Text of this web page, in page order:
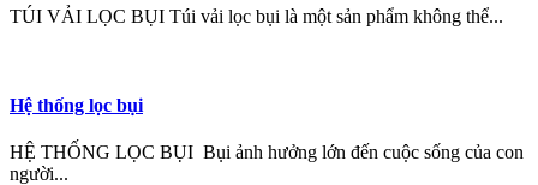
TÚI VẢI LỌC BỤI Túi vải lọc bụi là một sản phẩm không thể...
Hệ thống lọc bụi
HỆ THỐNG LỌC BỤI Bụi ảnh hưởng lớn đến cuộc sống của con
người...